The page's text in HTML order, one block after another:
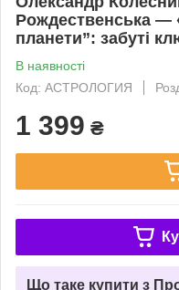
Рождественська —
планети”: забуті
В наявності
Код: АСТРОЛОГИЯ
1 399 ₴
Що таке купити з